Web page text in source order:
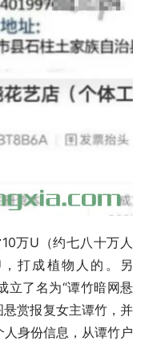
万U（约七八十万人
打成植物人的。另
立了名为“谭竹暗网悬
赏报复女主谭竹，并
身份信息，从谭竹户